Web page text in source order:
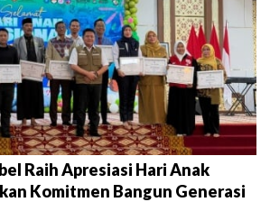
Raih Apresiasi Hari Anak
Komitmen Bangun Generasi